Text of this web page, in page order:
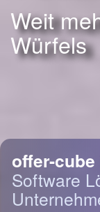
Weit
Würfels
offer-cube
Software